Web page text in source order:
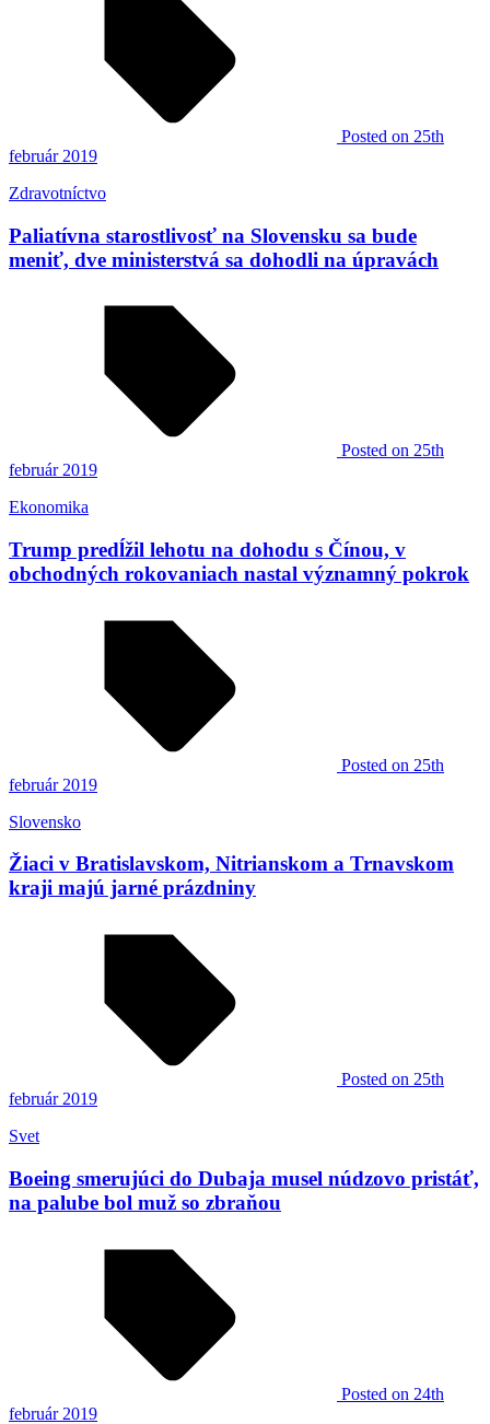
Posted on 25th
február 2019
Zdravotníctvo
Paliatívna starostlivosť na Slovensku sa bude
meniť, dve ministerstvá sa dohodli na úpravách
Posted on 25th
február 2019
Ekonomika
Trump predĺžil lehotu na dohodu s Čínou, v
obchodných rokovaniach nastal významný pokrok
Posted on 25th
február 2019
Slovensko
Žiaci v Bratislavskom, Nitrianskom a Trnavskom
kraji majú jarné prázdniny
Posted on 25th
február 2019
Svet
Boeing smerujúci do Dubaja musel núdzovo pristáť,
na palube bol muž so zbraňou
Posted on 24th
február 2019